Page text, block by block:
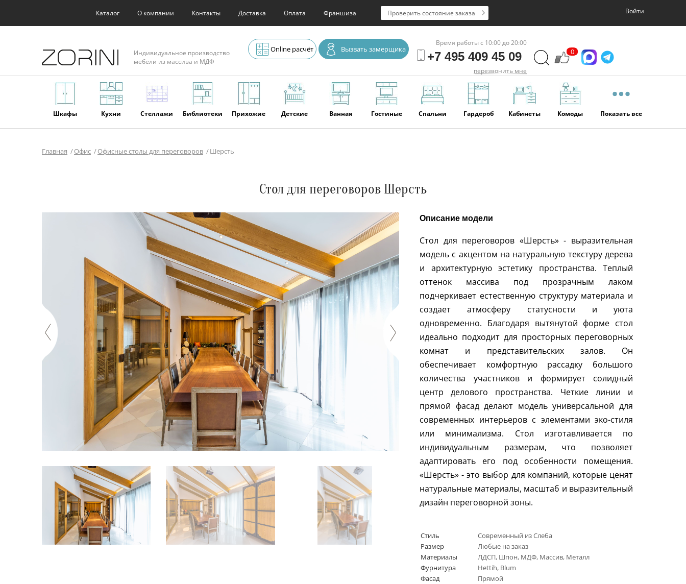
Каталог О компании Контакты Доставка Оплата Франшиза Войти
Проверить состояние заказа
Индивидуальное производство
мебели из массива и МДФ
Online расчёт Вызвать замерщика
Время работы с 10:00 до 20:00
+7 495 409 45 09
перезвонить мне
0
Шкафы Кухни Стеллажи Библиотеки Прихожие Детские Ванная Гостиные Спальни Гардероб Кабинеты Комоды Показать все
Главная Офис Офисные столы для переговоров Шерсть
Стол для переговоров Шерсть
Описание модели
Стол для переговоров «Шерсть» - выразительная
модель с акцентом на натуральную текстуру дерева
и архитектурную эстетику пространства. Теплый
оттенок массива под прозрачным лаком
подчеркивает естественную структуру материала и
создает атмосферу статусности и уюта
одновременно. Благодаря вытянутой форме стол
идеально подходит для просторных переговорных
комнат и представительских залов. Он
обеспечивает комфортную рассадку большого
количества участников и формирует солидный
центр делового пространства. Четкие линии и
прямой фасад делают модель универсальной для
современных интерьеров с элементами эко-стиля
или минимализма. Стол изготавливается по
индивидуальным размерам, что позволяет
адаптировать его под особенности помещения.
«Шерсть» - это выбор для компаний, которые ценят
натуральные материалы, масштаб и выразительный
дизайн переговорной зоны.
Стиль
Современный из Слеба
Размер
Любые на заказ
Материалы
ЛДСП, Шпон, МДФ, Массив, Металл
Фурнитура
Нettih, Вlum
Фасад
Прямой